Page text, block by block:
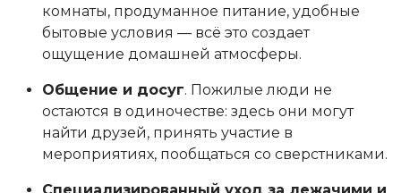
комнаты, продуманное питание, удобные
бытовые условия — всё это создает
ощущение домашней атмосферы.
Общение и досуг. Пожилые люди не
остаются в одиночестве: здесь они могут
найти друзей, принять участие в
мероприятиях, пообщаться со сверстниками.